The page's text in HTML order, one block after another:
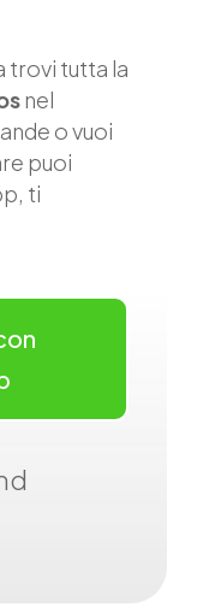
trovi tutta la
nel
o vuoi
puoi
ti